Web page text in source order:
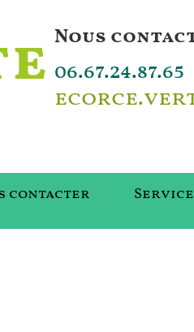
contacter
Nous
06.67.24.87.65